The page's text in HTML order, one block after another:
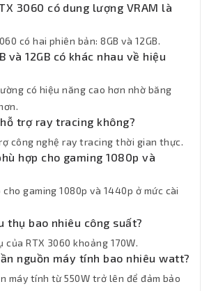
3060 có dung lượng VRAM là
có hai phiên bản: 8GB và 12GB.
và 12GB có khác nhau về hiệu
có hiệu năng cao hơn nhờ băng
trợ ray tracing không?
công nghệ ray tracing thời gian thực.
hợp cho gaming 1080p và
gaming 1080p và 1440p ở mức cài
thụ bao nhiêu công suất?
RTX 3060 khoảng 170W.
nguồn máy tính bao nhiêu watt?
máy tính từ 550W trở lên để đảm bảo